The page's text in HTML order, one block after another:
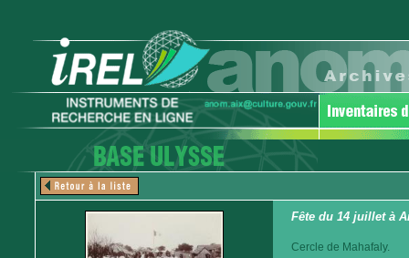
Fête du 14 juillet à
Cercle de Mahafaly.